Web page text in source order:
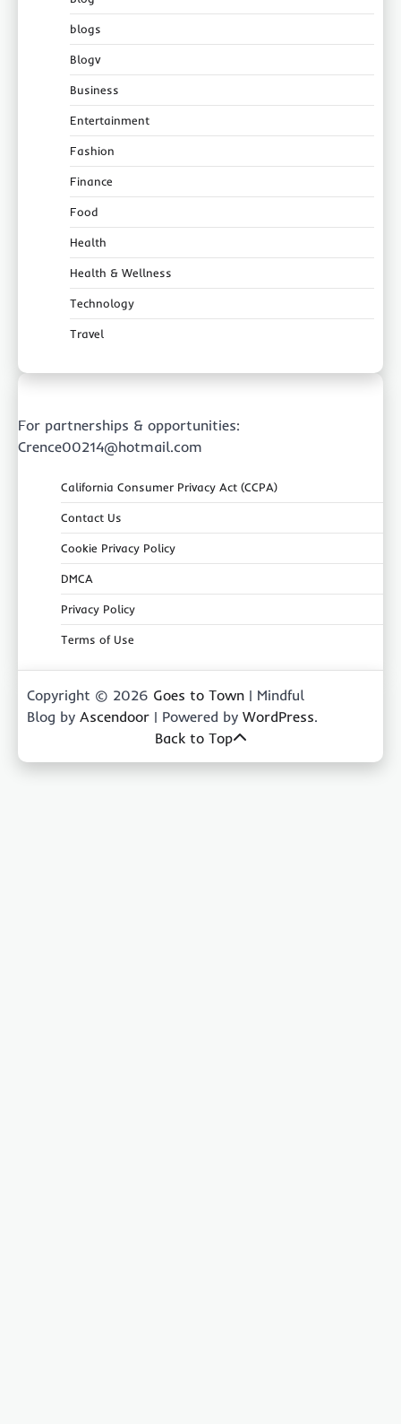
blogs
Blogv
Business
Entertainment
Fashion
Finance
Food
Health
Health & Wellness
Technology
Travel
For partnerships & opportunities:
Crence00214@hotmail.com
California Consumer Privacy Act (CCPA)
Contact Us
Cookie Privacy Policy
DMCA
Privacy Policy
Terms of Use
Copyright © 2026 Goes to Town | Mindful
Blog by Ascendoor | Powered by WordPress.
Back to Top